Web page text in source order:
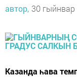
автор, 30 гыйнвар
Казанда һава